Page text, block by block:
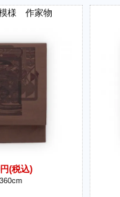
様 作家物
(税込)